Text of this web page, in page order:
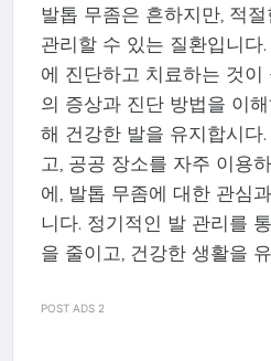
발톱 무좀은 흔하지만, 적
관리할 수 있는 질환입니다
에 진단하고 치료하는 것이
의 증상과 진단 방법을 이
해 건강한 발을 유지합시다
고, 공공 장소를 자주 이용
에, 발톱 무좀에 대한 관심
니다. 정기적인 발 관리를
을 줄이고, 건강한 생활을
POST ADS 2